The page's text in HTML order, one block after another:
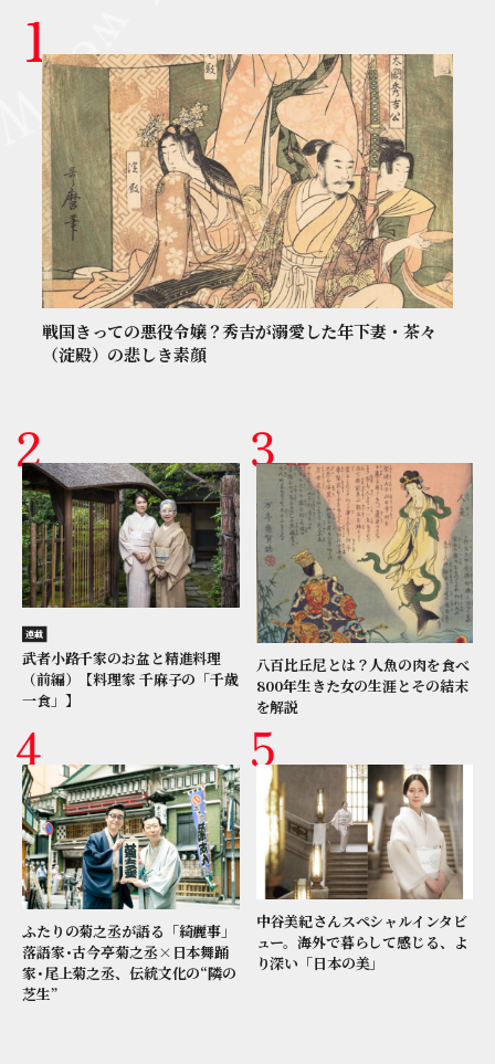
戦国きっての悪役令嬢？秀吉が溺愛した年下妻・茶々
（淀殿）の悲しき素顔
連載
武者小路千家のお盆と精進料理
（前編）【料理家 千麻子の「千歳
一食」】
八百比丘尼とは？人魚の肉を食べ
800年生きた女の生涯とその結末
を解説
ふたりの菊之丞が語る「綺麗事」
落語家･古今亭菊之丞×日本舞踊
家･尾上菊之丞、伝統文化の“隣の
芝生”
中谷美紀さんスペシャルインタビ
ュー。海外で暮らして感じる、よ
り深い「日本の美」